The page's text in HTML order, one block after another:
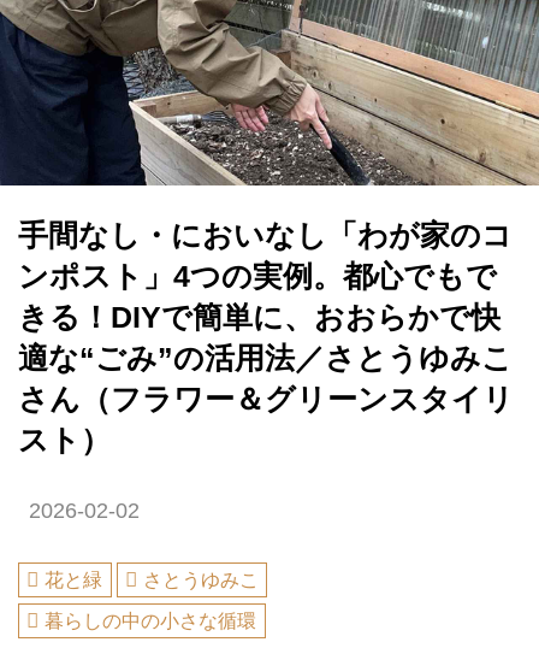
手間なし・においなし「わが家のコ
ンポスト」4つの実例。都心でもで
きる！DIYで簡単に、おおらかで快
適な“ごみ”の活用法／さとうゆみこ
さん（フラワー＆グリーンスタイリ
スト）
2026-02-02
花と緑
さとうゆみこ
暮らしの中の小さな循環